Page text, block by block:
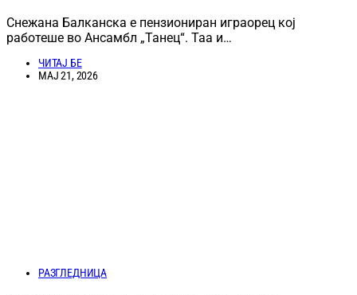
Снежана Балканска е пензиониран играорец кој
работеше во Ансамбл „Танец“. Таа и…
ЧИТАЈ БЕ
МАЈ 21, 2026
РАЗГЛЕДНИЦА